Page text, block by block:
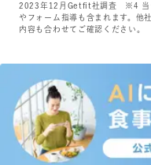
お客さまの声
プログラム
よくあるご質問
2023年12月Getfit社調査
※4 当
やフォーム指導も含まれます。他
内容も合わせてご確認ください。